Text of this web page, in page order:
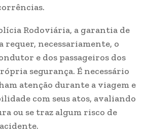
Rodoviária, a garantia de
requer, necessariamente, o
e dos passageiros dos
segurança. É necessário
atenção durante a viagem e
com seus atos, avaliando
ou se traz algum risco de